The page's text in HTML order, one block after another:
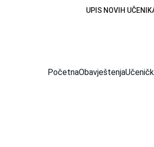
UPIS NOVIH
PočetnaObavještenja